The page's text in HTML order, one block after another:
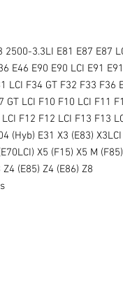
3.3LI E81 E87 E87
E46 E90 E90 LCI E91
LCI F34 GT F32 F33 F36
GT LCI F10 F10 LCI F11
F12 F12 LCI F13 F13
(Hyb) E31 X3 (E83)
X5 (F15) X5 M
(E85) Z4 (E86) Z8